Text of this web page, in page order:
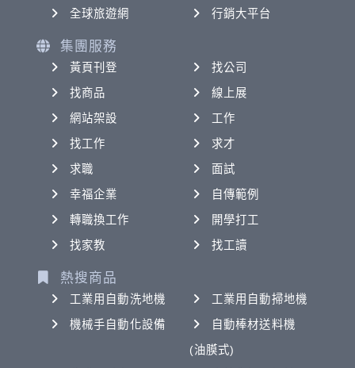
全球旅遊網
行銷大平台
集團服務
黃頁刊登
找公司
找商品
線上展
網站架設
工作
找工作
求才
求職
面試
幸福企業
自傳範例
轉職換工作
開學打工
找家教
找工讀
熱搜商品
工業用自動洗地機
工業用自動掃地機
機械手自動化設備
自動棒材送料機
(油膜式)